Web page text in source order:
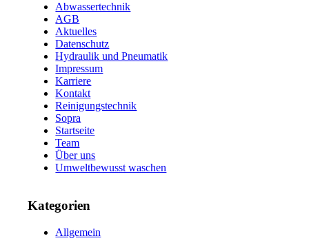
Abwassertechnik
AGB
Aktuelles
Datenschutz
Hydraulik und Pneumatik
Impressum
Karriere
Kontakt
Reinigungstechnik
Sopra
Startseite
Team
Über uns
Umweltbewusst waschen
Kategorien
Allgemein